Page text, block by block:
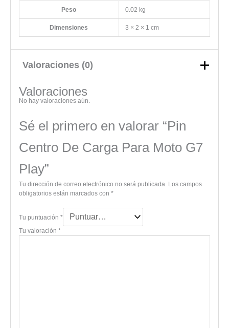
Peso 0.02 kg
Dimensiones 3 × 2 × 1 cm
Valoraciones (0)
Valoraciones
No hay valoraciones aún.
Sé el primero en valorar “Pin
Centro De Carga Para Moto G7
Play”
Tu dirección de correo electrónico no será publicada. Los campos
obligatorios están marcados con *
Tu puntuación *
Tu valoración *